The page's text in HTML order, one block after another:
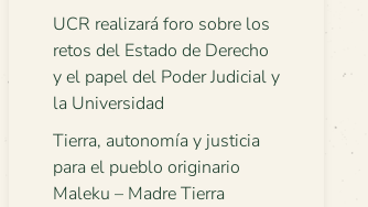
UCR realizará foro sobre los
retos del Estado de Derecho
y el papel del Poder Judicial y
la Universidad
Tierra, autonomía y justicia
para el pueblo originario
Maleku – Madre Tierra